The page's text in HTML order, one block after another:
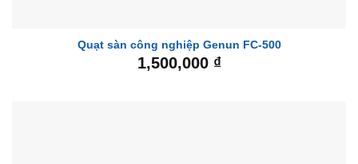
Quạt sàn công nghiệp Genun FC-500
1,500,000 ₫